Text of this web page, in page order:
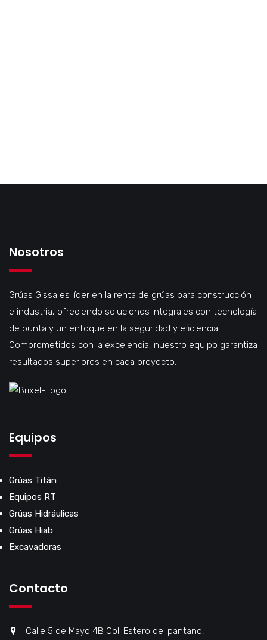
Nosotros
Grúas Gissa es líder en la renta de grúas para construcción
e industria, ofreciendo soluciones integrales con tecnología
de punta y un enfoque en la seguridad y eficiencia.
Comprometidos con la excelencia, nuestro equipo garantiza
resultados superiores en cada proyecto.
Equipos
Grúas Titán
Equipos RT
Grúas Hidráulicas
Grúas Hiab
Excavadoras
Contacto
Calle 5 de Mayo 4B Col. Estero del pantano,